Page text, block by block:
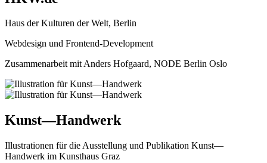
Haus der Kulturen der Welt, Berlin
Webdesign und Frontend-Development
Zusammenarbeit mit Anders Hofgaard, NODE Berlin Oslo
Kunst—Handwerk
Illustrationen für die Ausstellung und Publikation Kunst—
Handwerk im Kunsthaus Graz